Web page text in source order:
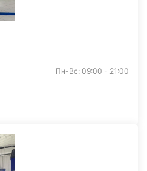
Пн-Вс: 09:00 - 21:00